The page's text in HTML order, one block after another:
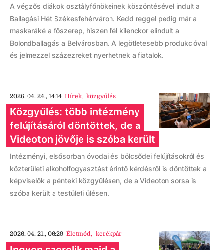
A végzős diákok osztályfőnökeinek köszöntésével indult a
Ballagási Hét Székesfehérváron. Kedd reggel pedig már a
maskaráké a főszerep, hiszen fél kilenckor elindult a
Bolondballagás a Belvárosban. A legötletesebb produkcióval
és jelmezzel százezreket nyerhetnek a fiatalok.
2026. 04. 24., 14:14 Hírek, közgyűlés
Közgyűlés: több intézmény
felújításáról döntöttek, de a
Videoton jövője is szóba került
Intézményi, elsősorban óvodai és bölcsődei felújításokról és
közterületi alkoholfogyasztást érintő kérdésről is döntöttek a
képviselők a pénteki közgyűlésen, de a Videoton sorsa is
szóba került a testületi ülésen.
2026. 04. 21., 06:29 Életmód, kerékpár